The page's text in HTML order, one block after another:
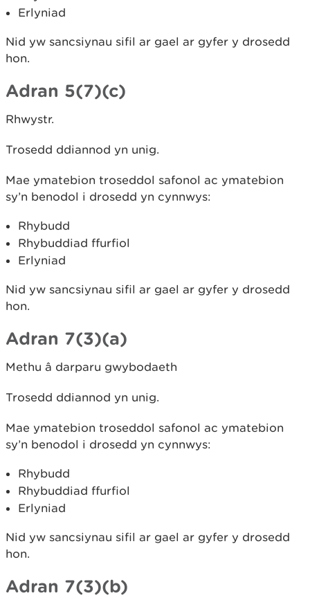
Erlyniad
Nid yw sancsiynau sifil ar gael ar gyfer y drosedd
hon.
Adran 5(7)(c)
Rhwystr.
Trosedd ddiannod yn unig.
Mae ymatebion troseddol safonol ac ymatebion
sy’n benodol i drosedd yn cynnwys:
Rhybudd
Rhybuddiad ffurfiol
Erlyniad
Nid yw sancsiynau sifil ar gael ar gyfer y drosedd
hon.
Adran 7(3)(a)
Methu â darparu gwybodaeth
Trosedd ddiannod yn unig.
Mae ymatebion troseddol safonol ac ymatebion
sy’n benodol i drosedd yn cynnwys:
Rhybudd
Rhybuddiad ffurfiol
Erlyniad
Nid yw sancsiynau sifil ar gael ar gyfer y drosedd
hon.
Adran 7(3)(b)